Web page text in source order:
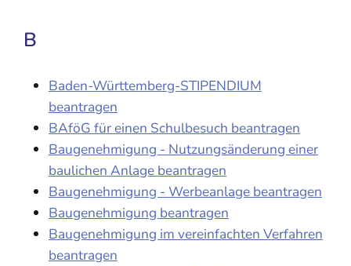
B
Baden-Württemberg-STIPENDIUM
beantragen
BAföG für einen Schulbesuch beantragen
Baugenehmigung - Nutzungsänderung einer
baulichen Anlage beantragen
Baugenehmigung - Werbeanlage beantragen
Baugenehmigung beantragen
Baugenehmigung im vereinfachten Verfahren
beantragen